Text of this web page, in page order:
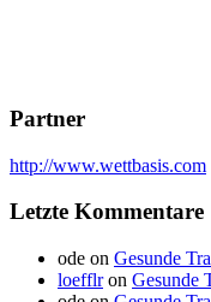
Partner
http://www.wettbasis.com
Letzte Kommentare
ode on Gesunde
loefflron Gesunde